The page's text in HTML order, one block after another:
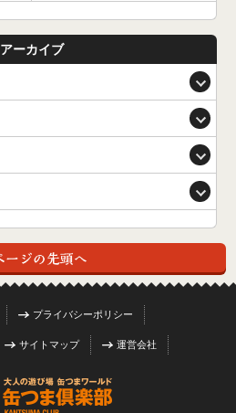
アーカイブ
プライバシーポリシー
サイトマップ 運営会社